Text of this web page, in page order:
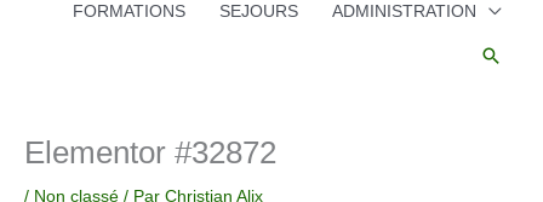
FORMATIONS SEJOURS ADMINISTRATION
Elementor #32872
/ Non classé / Par Christian Alix